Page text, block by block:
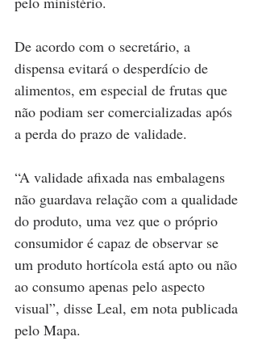
De acordo com o secretário, a
dispensa evitará o desperdício de
alimentos, em especial de frutas que
não podiam ser comercializadas após
a perda do prazo de validade.
“A validade afixada nas embalagens
não guardava relação com a qualidade
do produto, uma vez que o próprio
consumidor é capaz de observar se
um produto hortícola está apto ou não
ao consumo apenas pelo aspecto
visual”, disse Leal, em nota publicada
pelo Mapa.